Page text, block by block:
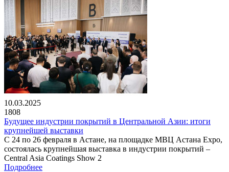
10.03.2025
1808
Будущее индустрии покрытий в Центральной Азии: итоги
крупнейшей выставки
С 24 по 26 февраля в Астане, на площадке МВЦ Астана Expo,
состоялась крупнейшая выставка в индустрии покрытий –
Central Asia Coatings Show 2
Подробнее